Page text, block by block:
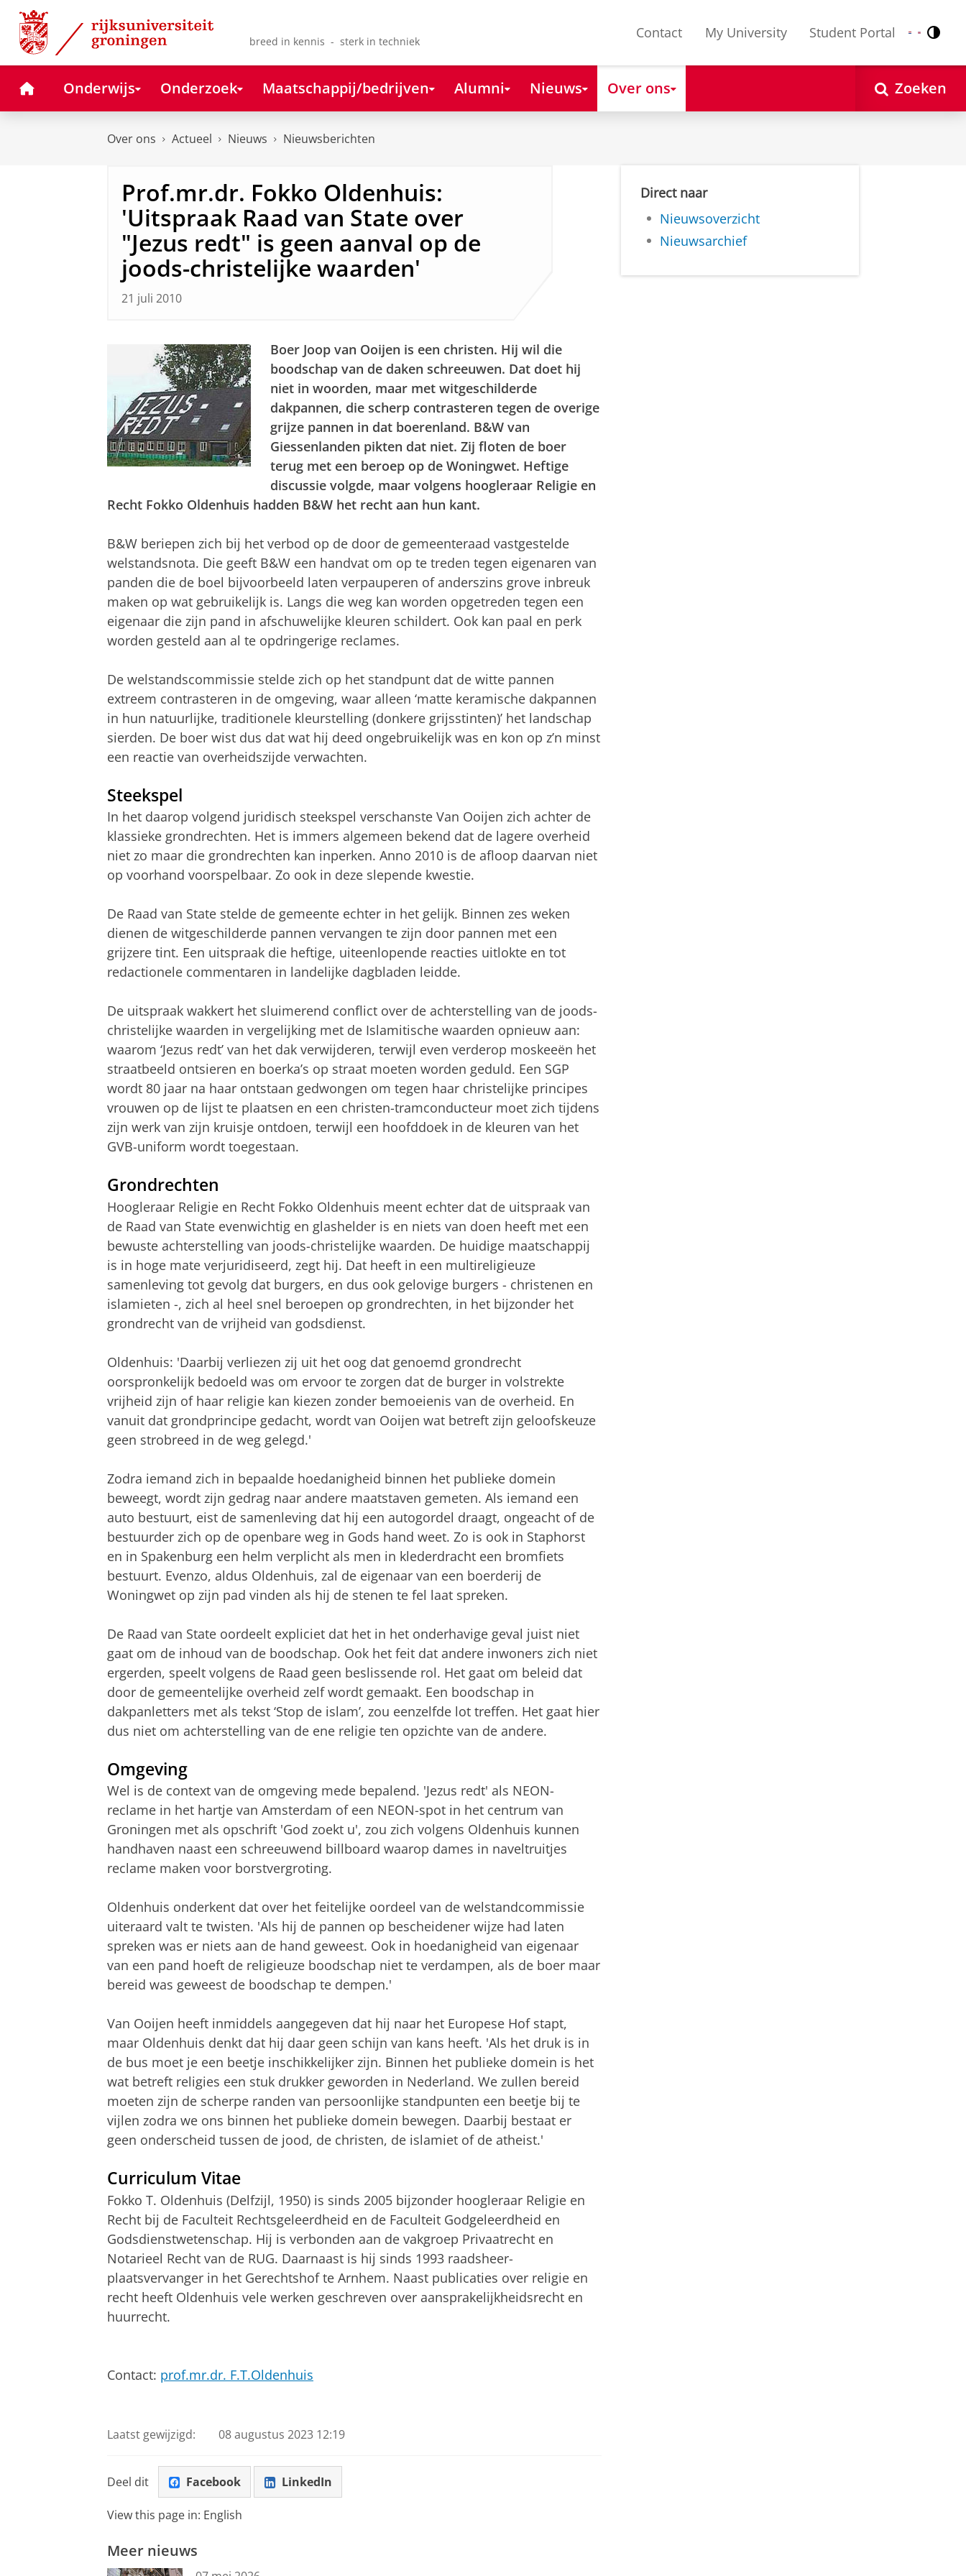
Skip
Content
Skip
Navigation
breed in kennis - sterk in techniek
Contact My University Student Portal Nederlands
English
HomeOnderwijs Onderzoek Maatschappij/bedrijven Alumni Nieuws Over ons Zoeken
Over ons Actueel Nieuws Nieuwsberichten
Prof.mr.dr. Fokko Oldenhuis:
'Uitspraak Raad van State over
"Jezus redt" is geen aanval op de
joods-christelijke waarden'
21 juli 2010
Boer Joop van Ooijen is een christen. Hij wil die
boodschap van de daken schreeuwen. Dat doet hij
niet in woorden, maar met witgeschilderde
dakpannen, die scherp contrasteren tegen de overige
grijze pannen in dat boerenland. B&W van
Giessenlanden pikten dat niet. Zij floten de boer
terug met een beroep op de Woningwet. Heftige
discussie volgde, maar volgens hoogleraar Religie en
Recht Fokko Oldenhuis hadden B&W het recht aan hun kant.
B&W beriepen zich bij het verbod op de door de gemeenteraad vastgestelde
welstandsnota. Die geeft B&W een handvat om op te treden tegen eigenaren van
panden die de boel bijvoorbeeld laten verpauperen of anderszins grove inbreuk
maken op wat gebruikelijk is. Langs die weg kan worden opgetreden tegen een
eigenaar die zijn pand in afschuwelijke kleuren schildert. Ook kan paal en perk
worden gesteld aan al te opdringerige reclames.
De welstandscommissie stelde zich op het standpunt dat de witte pannen
extreem contrasteren in de omgeving, waar alleen ‘matte keramische dakpannen
in hun natuurlijke, traditionele kleurstelling (donkere grijsstinten)’ het landschap
sierden. De boer wist dus dat wat hij deed ongebruikelijk was en kon op z’n minst
een reactie van overheidszijde verwachten.
Steekspel
In het daarop volgend juridisch steekspel verschanste Van Ooijen zich achter de
klassieke grondrechten. Het is immers algemeen bekend dat de lagere overheid
niet zo maar die grondrechten kan inperken. Anno 2010 is de afloop daarvan niet
op voorhand voorspelbaar. Zo ook in deze slepende kwestie.
De Raad van State stelde de gemeente echter in het gelijk. Binnen zes weken
dienen de witgeschilderde pannen vervangen te zijn door pannen met een
grijzere tint. Een uitspraak die heftige, uiteenlopende reacties uitlokte en tot
redactionele commentaren in landelijke dagbladen leidde.
De uitspraak wakkert het sluimerend conflict over de achterstelling van de joods-
christelijke waarden in vergelijking met de Islamitische waarden opnieuw aan:
waarom ‘Jezus redt’ van het dak verwijderen, terwijl even verderop moskeeën het
straatbeeld ontsieren en boerka’s op straat moeten worden geduld. Een SGP
wordt 80 jaar na haar ontstaan gedwongen om tegen haar christelijke principes
vrouwen op de lijst te plaatsen en een christen-tramconducteur moet zich tijdens
zijn werk van zijn kruisje ontdoen, terwijl een hoofddoek in de kleuren van het
GVB-uniform wordt toegestaan.
Grondrechten
Hoogleraar Religie en Recht Fokko Oldenhuis meent echter dat de uitspraak van
de Raad van State evenwichtig en glashelder is en niets van doen heeft met een
bewuste achterstelling van joods-christelijke waarden. De huidige maatschappij
is in hoge mate verjuridiseerd, zegt hij. Dat heeft in een multireligieuze
samenleving tot gevolg dat burgers, en dus ook gelovige burgers - christenen en
islamieten -, zich al heel snel beroepen op grondrechten, in het bijzonder het
grondrecht van de vrijheid van godsdienst.
Oldenhuis: 'Daarbij verliezen zij uit het oog dat genoemd grondrecht
oorspronkelijk bedoeld was om ervoor te zorgen dat de burger in volstrekte
vrijheid zijn of haar religie kan kiezen zonder bemoeienis van de overheid. En
vanuit dat grondprincipe gedacht, wordt van Ooijen wat betreft zijn geloofskeuze
geen strobreed in de weg gelegd.'
Zodra iemand zich in bepaalde hoedanigheid binnen het publieke domein
beweegt, wordt zijn gedrag naar andere maatstaven gemeten. Als iemand een
auto bestuurt, eist de samenleving dat hij een autogordel draagt, ongeacht of de
bestuurder zich op de openbare weg in Gods hand weet. Zo is ook in Staphorst
en in Spakenburg een helm verplicht als men in klederdracht een bromfiets
bestuurt. Evenzo, aldus Oldenhuis, zal de eigenaar van een boerderij de
Woningwet op zijn pad vinden als hij de stenen te fel laat spreken.
De Raad van State oordeelt expliciet dat het in het onderhavige geval juist niet
gaat om de inhoud van de boodschap. Ook het feit dat andere inwoners zich niet
ergerden, speelt volgens de Raad geen beslissende rol. Het gaat om beleid dat
door de gemeentelijke overheid zelf wordt gemaakt. Een boodschap in
dakpanletters met als tekst ‘Stop de islam’, zou eenzelfde lot treffen. Het gaat hier
dus niet om achterstelling van de ene religie ten opzichte van de andere.
Omgeving
Wel is de context van de omgeving mede bepalend. 'Jezus redt' als NEON-
reclame in het hartje van Amsterdam of een NEON-spot in het centrum van
Groningen met als opschrift 'God zoekt u', zou zich volgens Oldenhuis kunnen
handhaven naast een schreeuwend billboard waarop dames in naveltruitjes
reclame maken voor borstvergroting.
Oldenhuis onderkent dat over het feitelijke oordeel van de welstandcommissie
uiteraard valt te twisten. 'Als hij de pannen op bescheidener wijze had laten
spreken was er niets aan de hand geweest. Ook in hoedanigheid van eigenaar
van een pand hoeft de religieuze boodschap niet te verdampen, als de boer maar
bereid was geweest de boodschap te dempen.'
Van Ooijen heeft inmiddels aangegeven dat hij naar het Europese Hof stapt,
maar Oldenhuis denkt dat hij daar geen schijn van kans heeft. 'Als het druk is in
de bus moet je een beetje inschikkelijker zijn. Binnen het publieke domein is het
wat betreft religies een stuk drukker geworden in Nederland. We zullen bereid
moeten zijn de scherpe randen van persoonlijke standpunten een beetje bij te
vijlen zodra we ons binnen het publieke domein bewegen. Daarbij bestaat er
geen onderscheid tussen de jood, de christen, de islamiet of de atheist.'
Curriculum Vitae
Fokko T. Oldenhuis (Delfzijl, 1950) is sinds 2005 bijzonder hoogleraar Religie en
Recht bij de Faculteit Rechtsgeleerdheid en de Faculteit Godgeleerdheid en
Godsdienstwetenschap. Hij is verbonden aan de vakgroep Privaatrecht en
Notarieel Recht van de RUG. Daarnaast is hij sinds 1993 raadsheer-
plaatsvervanger in het Gerechtshof te Arnhem. Naast publicaties over religie en
recht heeft Oldenhuis vele werken geschreven over aansprakelijkheidsrecht en
huurrecht.
Contact: prof.mr.dr. F.T.Oldenhuis
Laatst gewijzigd: 08 augustus 2023 12:19
Deel dit Facebook LinkedIn
View this page in: English
Meer nieuws
Direct naar
Nieuwsoverzicht
Nieuwsarchief